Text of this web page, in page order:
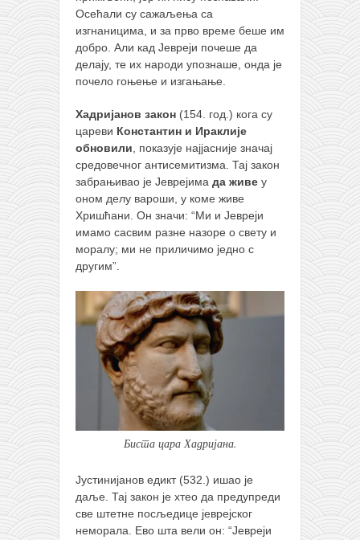
Осећали су сажаљења са
изгнаницима, и за прво време беше им
добро. Али кад Јевреји почеше да
делају, те их народи упознаше, онда је
почело гоњење и изгањање.
Хадријанов закон (154. год.) кога су
цареви Константин и Ираклије
обновили, показује најјасније значај
средовечног антисемитизма. Тај закон
забрањивао је Јеврејима да живе у
оном делу вароши, у коме живе
Хришћани. Он значи: “Ми и Јевреји
имамо сасвим разне назоре о свету и
моралу; ми не приличимо једно с
другим”.
Биста цара Хадријана.
Јустинијанов едикт (532.) ишао је
даље. Тај закон је хтео да предупреди
све штетне посљедице јеврејског
неморала. Ево шта вели он: “Јевреји